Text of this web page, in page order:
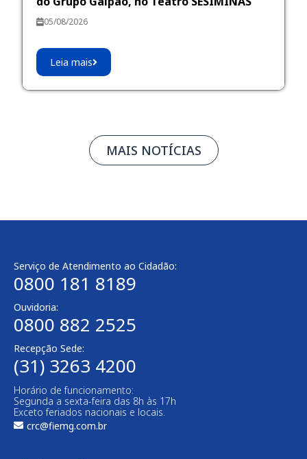
05/08/2026
Leia mais
MAIS NOTÍCIAS
Serviço de Atendimento ao Cidadão:
0800 181 8189
Ouvidoria:
0800 882 2525
Recepção Sede:
(31) 3263 4200
Horário de funcionamento:
Segunda a sexta-feira das 8h às 17h
Exceto feriados nacionais e locais.
crc@fiemg.com.br